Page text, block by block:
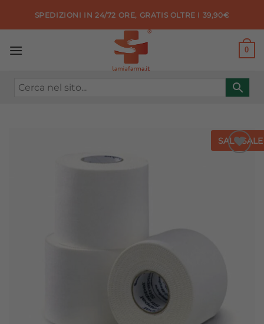
SPEDIZIONI IN 24/72 ORE, GRATIS OLTRE I 39,90€
0
SALE SALE